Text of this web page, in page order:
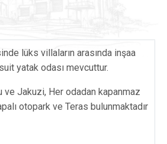
lüks villaların arasında inşaa
yatak odası mevcuttur.
ve Jakuzi, Her odadan kapanmaz
otopark ve Teras bulunmaktadır